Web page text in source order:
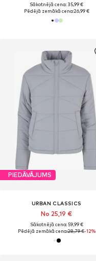
Sākotnējā cena: 35,99 €
Pēdējā zemākā cena:26,99 €
PIEDĀVĀJUMS
URBAN CLASSICS
No 25,19 €
Sākotnējā cena: 59,99 €
Pēdējā zemākā cena:28,79 €-12%